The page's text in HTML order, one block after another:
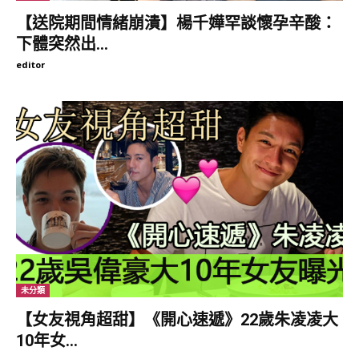
【送院期間情緒崩潰】楊千嬅罕談懷孕辛酸：
下體突然出...
editor
未分類
【女友視角超甜】《開心速遞》22歲朱凌凌大
10年女...